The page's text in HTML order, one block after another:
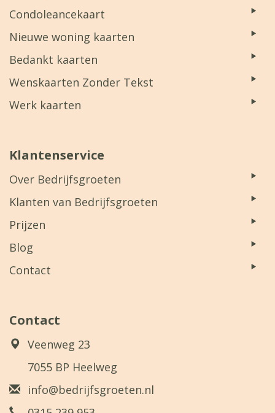
Condoleancekaart
Nieuwe woning kaarten
Bedankt kaarten
Wenskaarten Zonder Tekst
Werk kaarten
Klantenservice
Over Bedrijfsgroeten
Klanten van Bedrijfsgroeten
Prijzen
Blog
Contact
Contact
Veenweg 23
7055 BP Heelweg
info@bedrijfsgroeten.nl